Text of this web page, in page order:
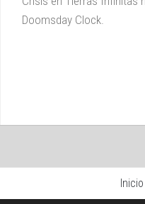
Doomsday Clock.
Inicio